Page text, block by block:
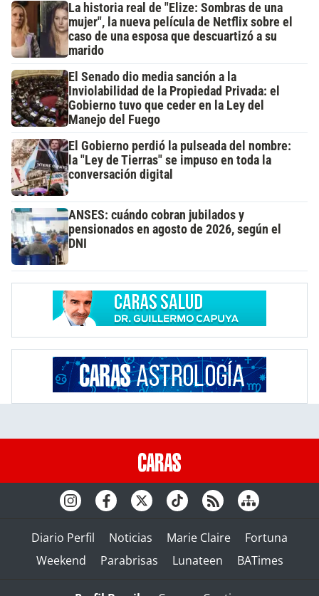
La historia real de "Elize: Sombras de una
mujer", la nueva película de Netflix sobre el
caso de una esposa que descuartizó a su
marido
El Senado dio media sanción a la
Inviolabilidad de la Propiedad Privada: el
Gobierno tuvo que ceder en la Ley del
Manejo del Fuego
El Gobierno perdió la pulseada del nombre:
la "Ley de Tierras" se impuso en toda la
conversación digital
ANSES: cuándo cobran jubilados y
pensionados en agosto de 2026, según el
DNI
Diario Perfil Noticias Marie Claire
Fortuna
Weekend
Parabrisas Lunateen BATimes